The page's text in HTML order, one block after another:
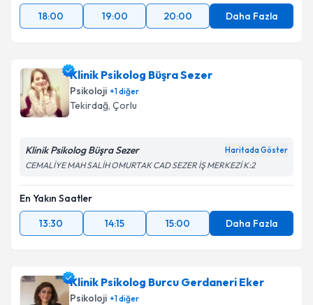
18:00
19:00 20:00 Daha Fazla
Klinik Psikolog Büşra Sezer
Psikoloji +1diğer
Tekirdağ, Çorlu
Klinik Psikolog Büşra Sezer Haritada Göster
CEMALİYE MAH SALİH OMURTAK CAD SEZER İŞ MERKEZİ K:2
En Yakın Saatler
13:30
14:15 15:00 Daha Fazla
Klinik Psikolog Burcu Gerdaneri Eker
Psikoloji +1diğer